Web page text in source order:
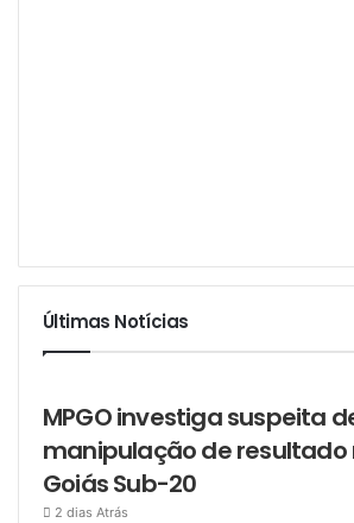
Últimas Notícias
MPGO investiga suspeita
manipulação de resultado
Goiás Sub-20
2 dias Atrás